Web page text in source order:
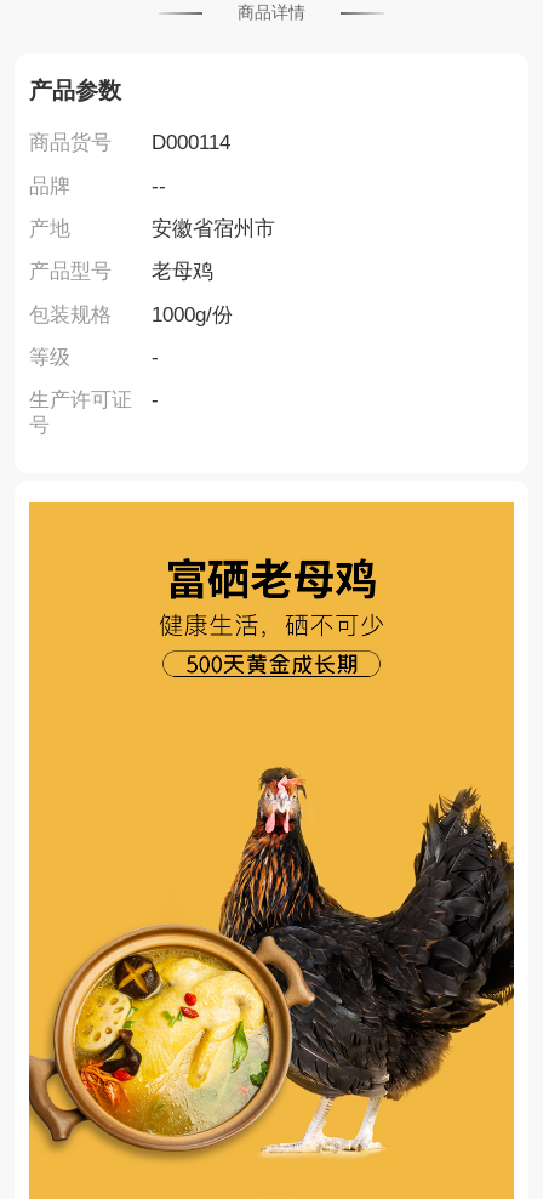
商品详情
产品参数
商品货号
D000114
品牌
--
产地
安徽省宿州市
产品型号
老母鸡
包装规格
1000g/份
等级
-
生产许可证
号
-